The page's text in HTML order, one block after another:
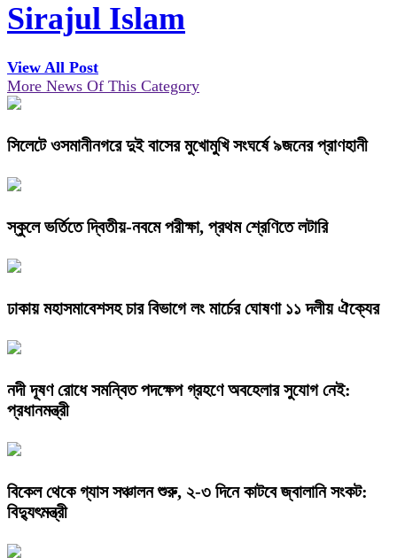
Sirajul Islam
View All Post
More News Of This Category
সিলেটে ওসমানীনগরে দুই বাসের মুখোমুখি সংঘর্ষে ৯জনের প্রাণহানী
স্কুলে ভর্তিতে দ্বিতীয়-নবমে পরীক্ষা, প্রথম শ্রেণিতে লটারি
ঢাকায় মহাসমাবেশসহ চার বিভাগে লং মার্চের ঘোষণা ১১ দলীয় ঐক্যের
নদী দূষণ রোধে সমন্বিত পদক্ষেপ গ্রহণে অবহেলার সুযোগ নেই:
প্রধানমন্ত্রী
বিকেল থেকে গ্যাস সঞ্চালন শুরু, ২-৩ দিনে কাটবে জ্বালানি সংকট:
বিদ্যুৎমন্ত্রী